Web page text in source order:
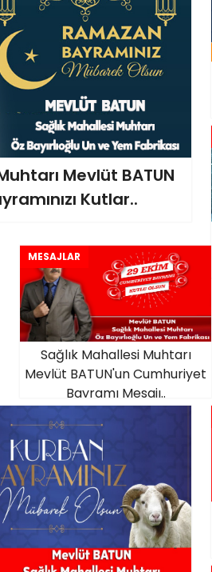
Mevlüt BATUN
Kutlar..
MESAJLAR
Sağlık Mahallesi Muhtarı
Mevlüt BATUN'un Cumhuriyet
Bayramı Mesajı..